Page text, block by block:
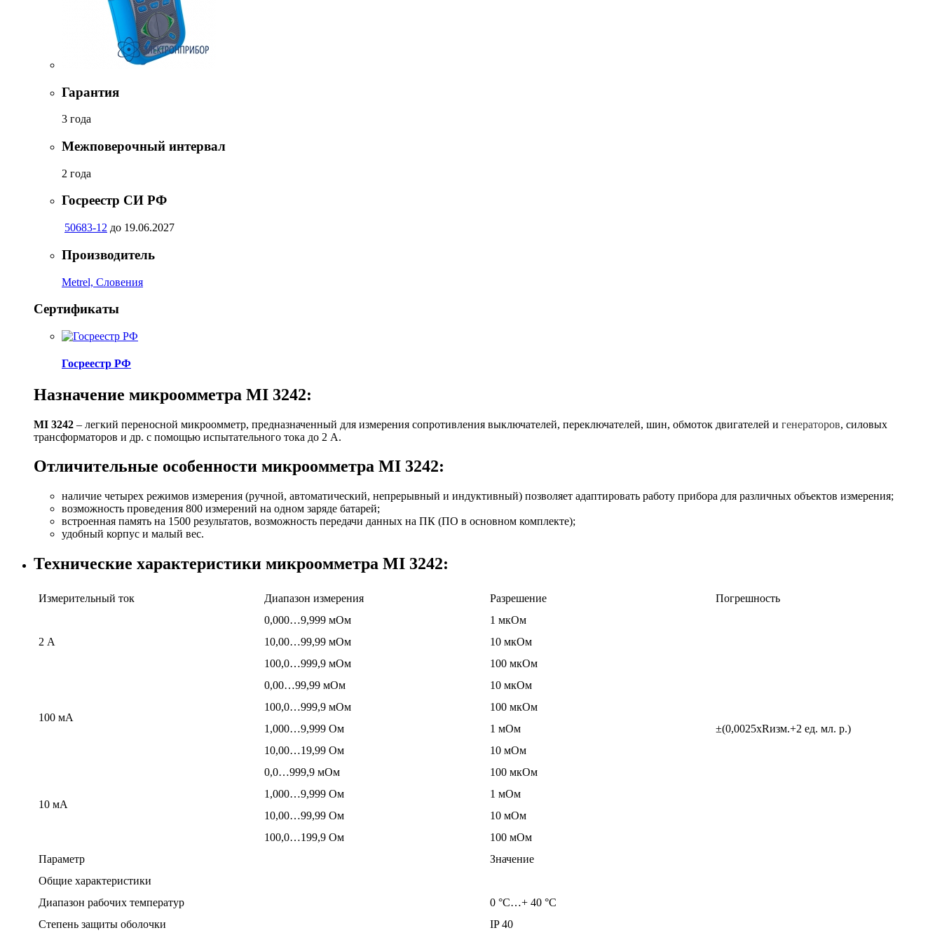
Гарантия
3 года
Межповерочный интервал
2 года
Госреестр СИ РФ
50683-12 до 19.06.2027
Производитель
Metrel, Словения
Сертификаты
Госреестр РФ
Назначение микроомметра MI 3242:
MI 3242 – легкий переносной микроомметр, предназначенный для измерения сопротивления выключателей, переключателей, шин, обмоток двигателей и генераторов, силовых
трансформаторов и др. с помощью испытательного тока до 2 А.
Отличительные особенности микроомметра MI 3242:
наличие четырех режимов измерения (ручной, автоматический, непрерывный и индуктивный) позволяет адаптировать работу прибора для различных объектов измерения;
возможность проведения 800 измерений на одном заряде батарей;
встроенная память на 1500 результатов, возможность передачи данных на ПК (ПО в основном комплекте);
удобный корпус и малый вес.
Технические характеристики микроомметра MI 3242:
Измерительный ток Диапазон измерения Разрешение Погрешность
2 А
0,000…9,999 мОм 1 мкОм
±(0,0025хRизм.+2 ед. мл. р.)
10,00…99,99 мОм
10 мкОм
100,0…999,9 мОм
100 мкОм
100 мА
0,00…99,99 мОм
10 мкОм
100,0…999,9 мОм
100 мкОм
1,000…9,999 Ом
1 мОм
10,00…19,99 Ом
10 мОм
10 мА
0,0…999,9 мОм
100 мкОм
1,000…9,999 Ом
1 мОм
10,00…99,99 Ом
10 мОм
100,0…199,9 Ом
100 мОм
Параметр
Значение
Общие характеристики
Диапазон рабочих температур
0 °C…+ 40 °C
Степень защиты оболочки
IP 40